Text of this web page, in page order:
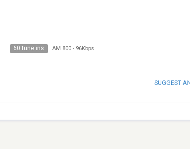
60 tune ins AM 800- 96Kbps
SUGGEST